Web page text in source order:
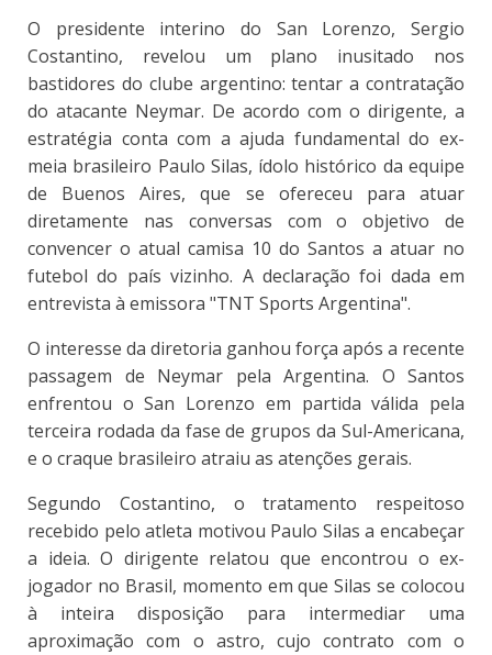
O presidente interino do San Lorenzo, Sergio
Costantino, revelou um plano inusitado nos
bastidores do clube argentino: tentar a contratação
do atacante Neymar. De acordo com o dirigente, a
estratégia conta com a ajuda fundamental do ex-
meia brasileiro Paulo Silas, ídolo histórico da equipe
de Buenos Aires, que se ofereceu para atuar
diretamente nas conversas com o objetivo de
convencer o atual camisa 10 do Santos a atuar no
futebol do país vizinho. A declaração foi dada em
entrevista à emissora "TNT Sports Argentina".
O interesse da diretoria ganhou força após a recente
passagem de Neymar pela Argentina. O Santos
enfrentou o San Lorenzo em partida válida pela
terceira rodada da fase de grupos da Sul-Americana,
e o craque brasileiro atraiu as atenções gerais.
Segundo Costantino, o tratamento respeitoso
recebido pelo atleta motivou Paulo Silas a encabeçar
a ideia. O dirigente relatou que encontrou o ex-
jogador no Brasil, momento em que Silas se colocou
à inteira disposição para intermediar uma
aproximação com o astro, cujo contrato com o